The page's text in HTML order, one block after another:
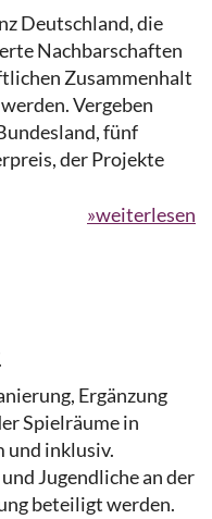
Deutschland, die
Nachbarschaften
Zusammenhalt
Vergeben
fünf
der Projekte
»weiterlesen
Ergänzung
Spielräume in
und inklusiv.
Jugendliche an der
beteiligt werden.